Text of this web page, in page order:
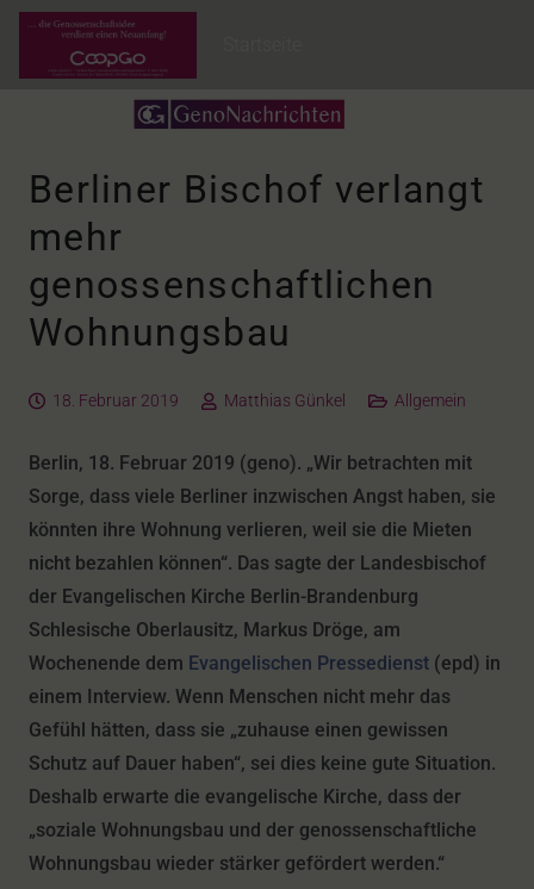
Berliner Bischof verlangt
mehr
genossenschaftlichen
Wohnungsbau
18. Februar 2019 Matthias Günkel Allgemein
Berlin, 18. Februar 2019 (geno). „Wir betrachten mit
Sorge, dass viele Berliner inzwischen Angst haben, sie
könnten ihre Wohnung verlieren, weil sie die Mieten
nicht bezahlen können“. Das sagte der Landesbischof
der Evangelischen Kirche Berlin-Brandenburg
Schlesische Oberlausitz, Markus Dröge, am
Wochenende dem Evangelischen Pressedienst (epd) in
einem Interview. Wenn Menschen nicht mehr das
Gefühl hätten, dass sie „zuhause einen gewissen
Schutz auf Dauer haben“, sei dies keine gute Situation.
Deshalb erwarte die evangelische Kirche, dass der
„soziale Wohnungsbau und der genossenschaftliche
Wohnungsbau wieder stärker gefördert werden.“